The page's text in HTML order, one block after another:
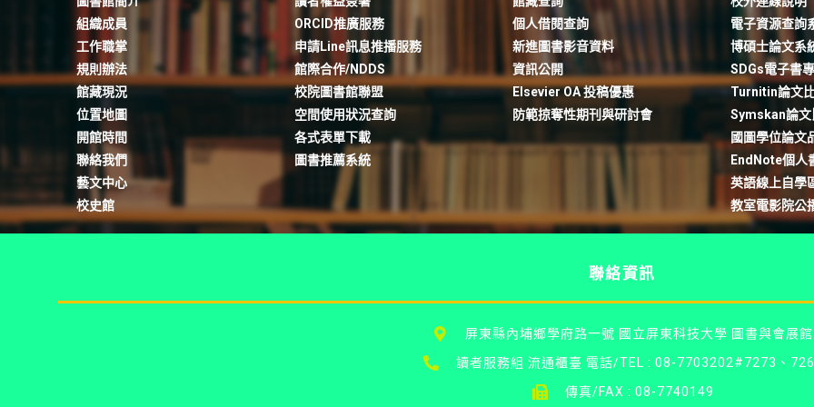
組織成員
工作職掌
規則辦法
館藏現況
位置地圖
開館時間
聯絡我們
藝文中心
校史館
ORCID推廣服務
申請Line訊息推播服務
館際合作/NDDS
校院圖書館聯盟
空間使用狀況查詢
各式表單下載
圖書推薦系統
個人借閱查詢
新進圖書影音資料
資訊公開
Elsevier OA 投稿優惠
防範掠奪性期刊與研討會
電子資源查詢
博碩士論文系
SDGs電子書
Turnitin論文比
Symskan論文
國圖學位論文
EndNote個人
英語線上自學
教室電影院公
聯絡資訊
屏東縣內埔鄉學府路一號 國立屏東科技大學 圖書與會展館
讀者服務組 流通櫃臺 電話/TEL : 08-7703202#7273、
傳真/FAX : 08-7740149